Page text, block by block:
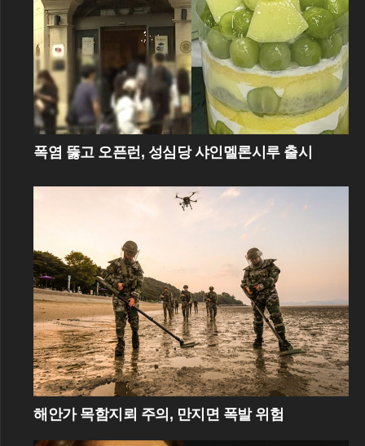
폭염 뚫고 오픈런, 성심당 샤인멜론시루 출시
해안가 목함지뢰 주의, 만지면 폭발 위험